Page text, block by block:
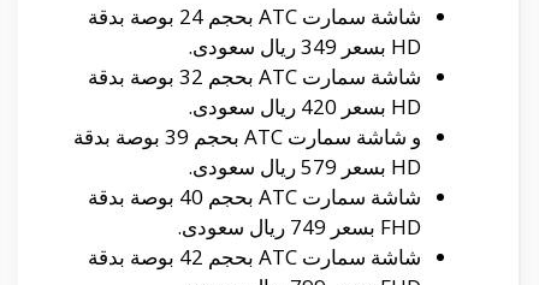
شاشة سمارت ATC بحجم 24 بوصة بدقة
HD بسعر 349 ريال سعودى.
شاشة سمارت ATC بحجم 32 بوصة بدقة
HD بسعر 420 ريال سعودى.
و شاشة سمارت ATC بحجم 39 بوصة بدقة
HD بسعر 579 ريال سعودى.
شاشة سمارت ATC بحجم 40 بوصة بدقة
FHD بسعر 749 ريال سعودى.
شاشة سمارت ATC بحجم 42 بوصة بدقة